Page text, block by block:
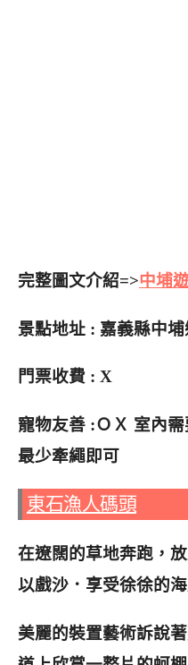
完整圖文介紹=>中埔
景點地址 : 嘉義縣中
門票收費 : X
寵物友善 :ＯＸ 室內
最少牽繩即可
東石漁人碼頭
在遼闊的草地奔跑，
以戲沙．享受徐徐的
美麗的裝置藝術訴說